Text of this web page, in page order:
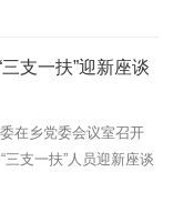
成长。
支一扶”迎新座谈
在乡党委会议室召开
支一扶”人员迎新座谈
纪委书记张茂祥主持，